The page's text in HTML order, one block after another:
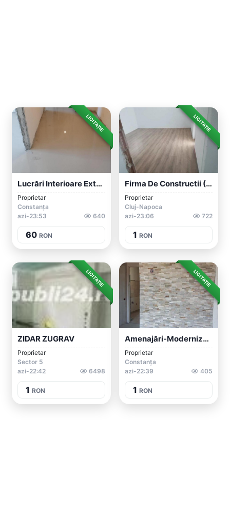
LICITAȚIE
Lucrări Interioare Exterioare
Proprietar
Constanța
azi-23:53
640
60 RON
LICITAȚIE
Firma De Constructii ( Amenajari Interio...
Proprietar
Cluj-Napoca
azi-23:06
722
1 RON
LICITAȚIE
ZIDAR ZUGRAV
Proprietar
Sector 5
azi-22:42
6498
1 RON
LICITAȚIE
Amenajări-Modernizari Apartamente
Proprietar
Constanța
azi-22:39
405
1 RON